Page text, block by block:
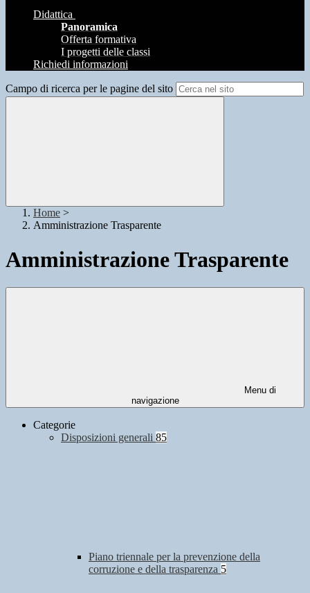
Didattica
Panoramica
Offerta formativa
I progetti delle classi
Richiedi informazioni
Campo di ricerca per le pagine del sito
Home >
Amministrazione Trasparente
Amministrazione Trasparente
Menu di
navigazione
Categorie
Disposizioni generali 85
Piano triennale per la prevenzione della
corruzione e della trasparenza 5